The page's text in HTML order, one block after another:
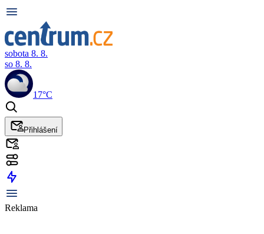
sobota 8. 8.
so 8. 8.
17°C
Přihlášení
Reklama